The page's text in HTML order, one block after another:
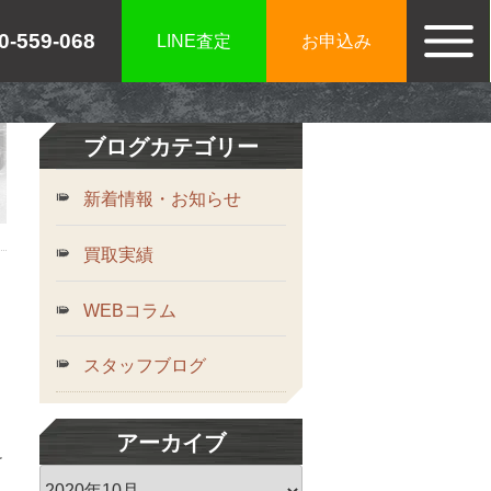
559-068 LINE査定 お申込み
お知らせ
ご利用案内
ご利用が初めての方へ
宅配買取の流れ
ブログカテゴリー
新着情報・お知らせ
買取実績
WEBコラム
スタッフブログ
アーカイブ